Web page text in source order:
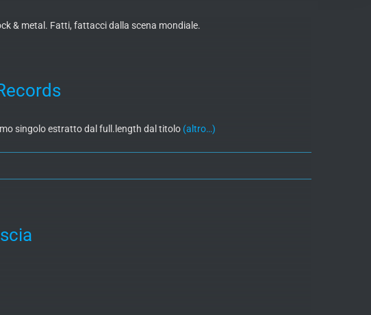
& metal. Fatti, fattacci dalla scena mondiale.
singolo estratto dal full.length dal titolo (altro…)